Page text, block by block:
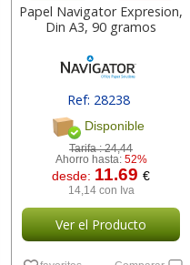
Papel Navigator Expresion,
Din A3, 90 gramos
Ref: 28238
Disponible
Tarifa :24,44
Ahorro hasta: 52%
desde: 11.69€
14,14 con Iva
Ver el Producto